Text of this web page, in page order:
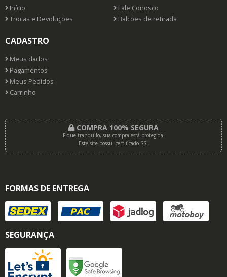
Início
Fale Conosco
Trocas e Devoluções
Balcões de retirada
CADASTRO
Meus dados
Pagamentos
Meus Pedidos
Carrinho
COMPRA 100% SEGURA
Fique tranquilo, sua compra está protegida!
Este site possui certificado SSL
FORMAS DE ENTREGA
SEGURANÇA